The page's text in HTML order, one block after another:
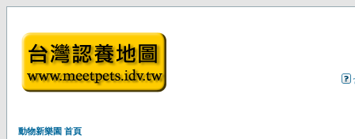
動物新樂園 首頁